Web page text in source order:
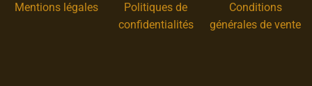
Mentions légales
Politiques de
confidentialités
Conditions
générales de vente